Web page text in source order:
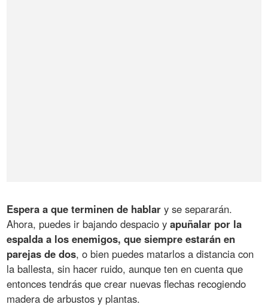
Espera a que terminen de hablar y se separarán.
Ahora, puedes ir bajando despacio yapuñalar por la
espalda a los enemigos, que siempre estarán en
parejas de dos, o bien puedes matarlos a distancia con
la ballesta, sin hacer ruido, aunque ten en cuenta que
entonces tendrás que crear nuevas flechas recogiendo
madera de arbustos y plantas.